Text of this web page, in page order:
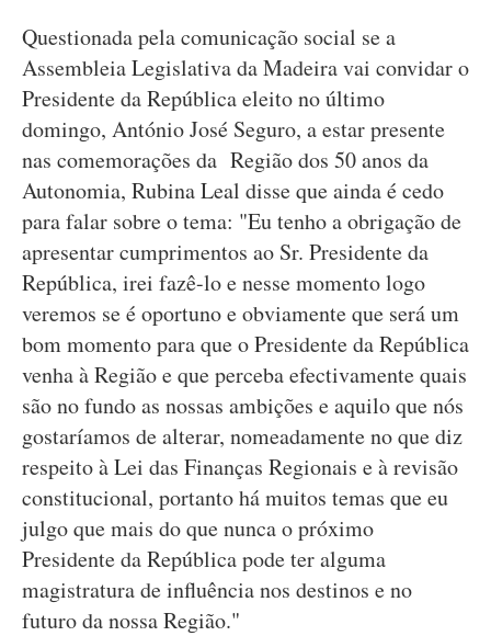
Questionada pela comunicação social se a
Assembleia Legislativa da Madeira vai convidar o
Presidente da República eleito no último
domingo, António José Seguro, a estar presente
nas comemorações da Região dos 50 anos da
Autonomia, Rubina Leal disse que ainda é cedo
para falar sobre o tema: "Eu tenho a obrigação de
apresentar cumprimentos ao Sr. Presidente da
República, irei fazê-lo e nesse momento logo
veremos se é oportuno e obviamente que será um
bom momento para que o Presidente da República
venha à Região e que perceba efectivamente quais
são no fundo as nossas ambições e aquilo que nós
gostaríamos de alterar, nomeadamente no que diz
respeito à Lei das Finanças Regionais e à revisão
constitucional, portanto há muitos temas que eu
julgo que mais do que nunca o próximo
Presidente da República pode ter alguma
magistratura de influência nos destinos e no
futuro da nossa Região."